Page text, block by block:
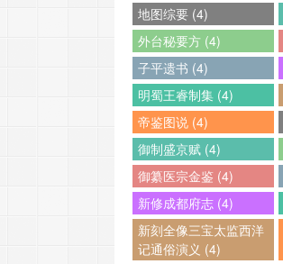
地图综要 (4)
外台秘要方 (4)
子平遗书 (4)
明蜀王睿制集 (4)
帝鉴图说 (4)
御制盛京赋 (4)
御纂医宗金鉴 (4)
新修成都府志 (4)
新刻全像三宝太监西洋
记通俗演义 (4)